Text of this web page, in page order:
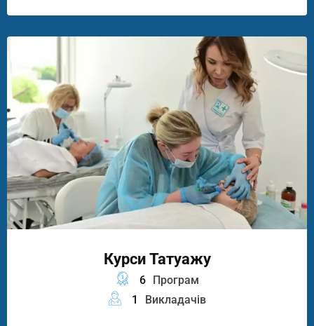
Курси Татуажу
6
Програм
1
Викладачів